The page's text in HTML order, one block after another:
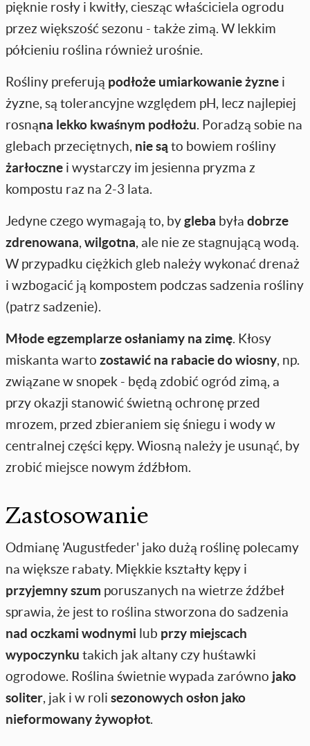
pięknie rosły i kwitły, ciesząc właściciela ogrodu
przez większość sezonu - także zimą. W lekkim
półcieniu roślina również urośnie.
Rośliny preferują podłoże umiarkowanie żyzne i
żyzne, są tolerancyjne względem pH, lecz najlepiej
rosnąna lekko kwaśnym podłożu. Poradzą sobie na
glebach przeciętnych, nie są to bowiem rośliny
żarłoczne i wystarczy im jesienna pryzma z
kompostu raz na 2-3 lata.
Jedyne czego wymagają to, bygleba była dobrze
zdrenowana, wilgotna, ale nie ze stagnującą wodą.
W przypadku ciężkich gleb należy wykonać drenaż
i wzbogacić ją kompostem podczas sadzenia rośliny
(patrz sadzenie).
Młode egzemplarze osłaniamy na zimę. Kłosy
miskanta warto zostawić na rabacie do wiosny, np.
związane w snopek - będą zdobić ogród zimą, a
przy okazji stanowić świetną ochronę przed
mrozem, przed zbieraniem się śniegu i wody w
centralnej części kępy. Wiosną należy je usunąć, by
zrobić miejsce nowym źdźbłom.
Zastosowanie
Odmianę 'Augustfeder' jako dużą roślinę polecamy
na większe rabaty. Miękkie kształty kępy i
przyjemny szum poruszanych na wietrze źdźbeł
sprawia, że jest to roślina stworzona do sadzenia
nad oczkami wodnymi lub przy miejscach
wypoczynku takich jak altany czy huśtawki
ogrodowe. Roślina świetnie wypada zarówno jako
soliter, jak i w roli sezonowych osłon jako
nieformowanyżywopłot.